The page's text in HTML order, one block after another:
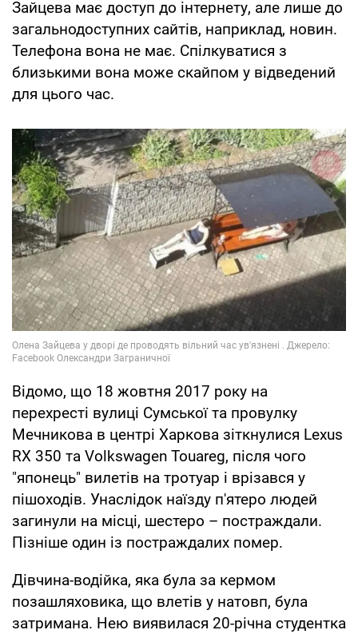
Зайцева має доступ до інтернету, але лише до
загальнодоступних сайтів, наприклад, новин.
Телефона вона не має. Спілкуватися з
близькими вона може скайпом у відведений
для цього час.
Відомо, що 18 жовтня 2017 року на
перехресті вулиці Сумської та провулку
Мечникова в центрі Харкова зіткнулися Lexus
RX 350 та Volkswagen Touareg, після чого
"японець" вилетів на тротуар і врізався у
пішоходів. Унаслідок наїзду п'ятеро людей
загинули на місці, шестеро – постраждали.
Пізніше один із постраждалих помер.
Дівчина-водійка, яка була за кермом
позашляховика, що влетів у натовп, була
затримана. Нею виявилася 20-річна студентка